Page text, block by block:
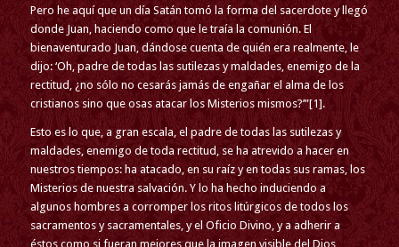
Pero he aquí que un día Satán tomó la forma del sacerdote y llegó
donde Juan, haciendo como que le traía la comunión. El
bienaventurado Juan, dándose cuenta de quién era realmente, le
dijo: ‘Oh, padre de todas las sutilezas y maldades, enemigo de la
rectitud, ¿no sólo no cesarás jamás de engañar el alma de los
cristianos sino que osas atacar los Misterios mismos?’”[1].
Esto es lo que, a gran escala, el padre de todas las sutilezas y
maldades, enemigo de toda rectitud, se ha atrevido a hacer en
nuestros tiempos: ha atacado, en su raíz y en todas sus ramas, los
Misterios de nuestra salvación. Y lo ha hecho induciendo a
algunos hombres a corromper los ritos litúrgicos de todos los
sacramentos y sacramentales, y el Oficio Divino, y a adherir a
éstos como si fueran mejores que la imagen visible del Dios